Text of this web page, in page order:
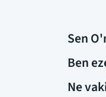
Sen
Ben
Ne